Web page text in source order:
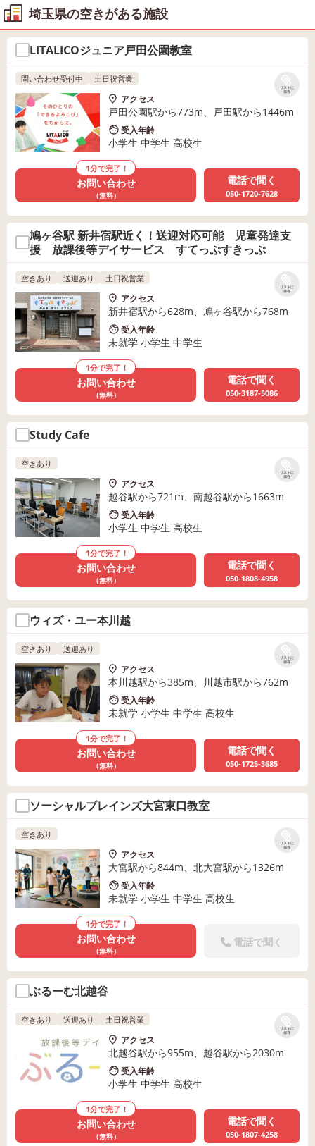
埼玉県の空きがある施設
LITALICOジュニア戸田公園教室
リストに
保存
問い合わせ受付中 土日祝営業
アクセス
戸田公園駅から773m、戸田駅から1446m
受入年齢
小学生 中学生 高校生
1分で完了！
お問い合わせ
（無料）
電話で聞く
050-1720-7628
鳩ヶ谷駅 新井宿駅近く！送迎対応可能 児童発達支
援 放課後等デイサービス すてっぷすきっぷ
リストに
保存
空きあり 送迎あり 土日祝営業
アクセス
新井宿駅から628m、鳩ヶ谷駅から768m
受入年齢
未就学 小学生 中学生
1分で完了！
お問い合わせ
（無料）
電話で聞く
050-3187-5086
Study Cafe
リストに
保存
空きあり
アクセス
越谷駅から721m、南越谷駅から1663m
受入年齢
小学生 中学生 高校生
1分で完了！
お問い合わせ
（無料）
電話で聞く
050-1808-4958
ウィズ・ユー本川越
リストに
保存
空きあり 送迎あり
アクセス
本川越駅から385m、川越市駅から762m
受入年齢
未就学 小学生 中学生 高校生
1分で完了！
お問い合わせ
（無料）
電話で聞く
050-1725-3685
ソーシャルブレインズ大宮東口教室
リストに
保存
空きあり
アクセス
大宮駅から844m、北大宮駅から1326m
受入年齢
未就学 小学生 中学生 高校生
1分で完了！
お問い合わせ
（無料）
電話で聞く
ぶるーむ北越谷
リストに
保存
空きあり 送迎あり 土日祝営業
アクセス
北越谷駅から955m、越谷駅から2030m
受入年齢
小学生 中学生 高校生
1分で完了！
お問い合わせ
（無料）
電話で聞く
050-1807-4258